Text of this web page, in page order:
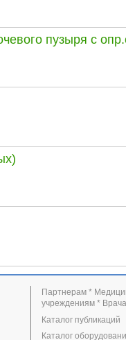
пузыря с
Партнерам *
учреждениям *
Каталог публикаций
Каталог